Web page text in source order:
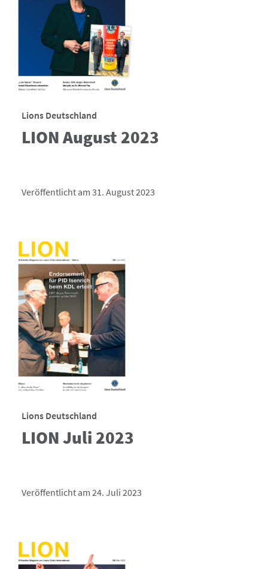
Lions Deutschland
LION August 2023
Veröffentlicht am 31. August 2023
Lions Deutschland
LION Juli 2023
Veröffentlicht am 24. Juli 2023